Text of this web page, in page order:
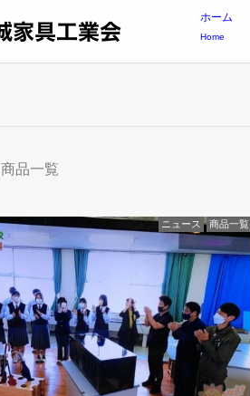
ホーム
Home
商品一覧
ニュース 商品一覧